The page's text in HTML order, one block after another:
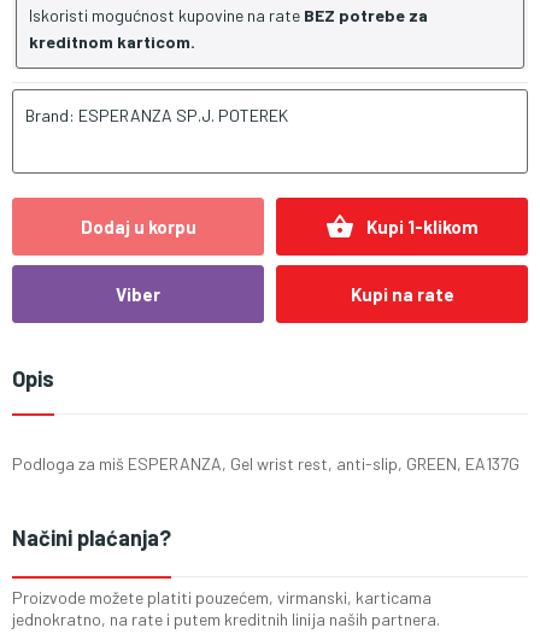
Iskoristi mogućnost kupovine na rate BEZ potrebe za
kreditnom karticom.
Brand: ESPERANZA SP.J. POTEREK
Dodaj u korpu shopping_basket Kupi 1-klikom
Viber Kupi na rate
Opis
Podloga za miš ESPERANZA, Gel wrist rest, anti-slip, GREEN, EA137G
Načini plaćanja?
Proizvode možete platiti pouzećem, virmanski, karticama
jednokratno, na rate i putem kreditnih linija naših partnera.